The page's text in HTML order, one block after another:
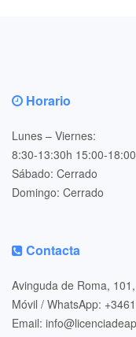
Horario
Lunes – Viernes:
8:30-13:30h 15:00-
Sábado: Cerrado
Domingo: Cerrado
Contacta
Avinguda de Roma,
Móvil / WhatsApp:
Email: